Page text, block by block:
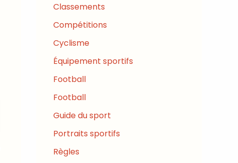
Classements
Compétitions
Cyclisme
Équipement sportifs
Football
Football
Guide du sport
Portraits sportifs
Règles